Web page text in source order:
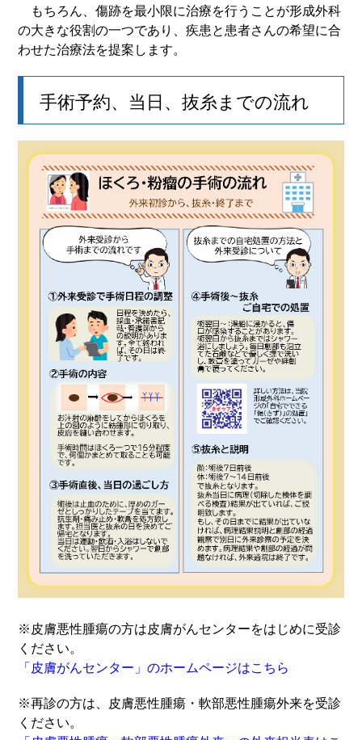
もちろん、傷跡を最小限に治療を行うことが形成外科
の大きな役割の一つであり、疾患と患者さんの希望に合
わせた治療法を提案します。
手術予約、当日、抜糸までの流れ
※皮膚悪性腫瘍の方は皮膚がんセンターをはじめに受診
ください。
「皮膚がんセンター」のホームページはこちら
※再診の方は、皮膚悪性腫瘍・軟部悪性腫瘍外来を受診
ください。